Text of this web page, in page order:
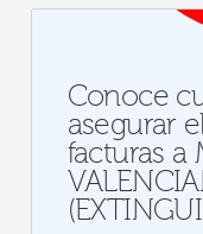
Conoce
asegurar
facturas a